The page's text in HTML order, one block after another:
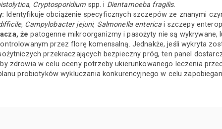
, Cryptosporidium spp. i Dientamoeba fragilis.
Identyfikuje obciążenie specyficznych szczepów ze znanymi
, Campylobacter jejuni, Salmonella enterica i szczepy
żepatogenne mikroorganizmy i pasożyty nie są
przez florę komensalną. Jednakże, jeśli wykryta
przekraczających bezpieczny próg, ten panel
zdrowia w celu oceny potrzeby ukierunkowanego leczenia
probiotyków wykluczania konkurencyjnego w celu